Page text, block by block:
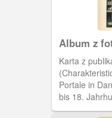
Album z
Kuhna
Karta z
Portale in
bis 18.